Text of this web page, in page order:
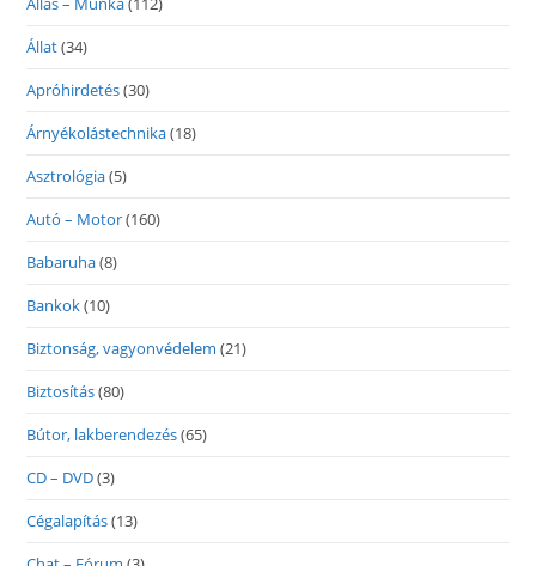
Állat(34)
Apróhirdetés(30)
Árnyékolástechnika(18)
Asztrológia(5)
Autó – Motor(160)
Babaruha(8)
Bankok(10)
Biztonság, vagyonvédelem (21)
Biztosítás(80)
Bútor, lakberendezés(65)
CD – DVD(3)
Cégalapítás(13)